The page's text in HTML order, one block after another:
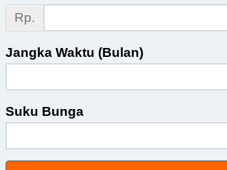
Rp.
Jangka Waktu (Bulan)
Suku Bunga